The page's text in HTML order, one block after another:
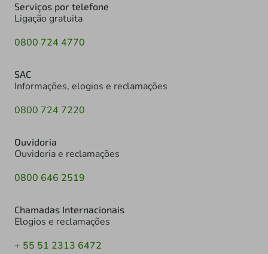
Serviços por telefone
Ligação gratuita
0800 724 4770
SAC
Informações, elogios e reclamações
0800 724 7220
Ouvidoria
Ouvidoria e reclamações
0800 646 2519
Chamadas Internacionais
Elogios e reclamações
+ 55 51 2313 6472